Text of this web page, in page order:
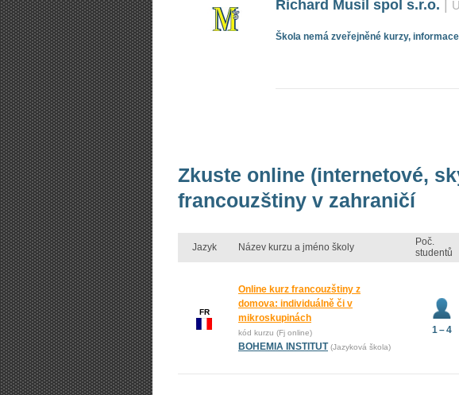
Richard Musil spol s.r.o.
Škola nemá zveřejněné kurzy,
Zkuste online (internetové,
francouzštiny v zahraničí
Jazyk Název kurzu a jméno školy
Poč.
studentů
FR
Online kurz francouzštiny z
domova: individuálně či v
mikroskupinách
kód kurzu (Fj online)
BOHEMIA INSTITUT (Jazyková škola)
1 – 4